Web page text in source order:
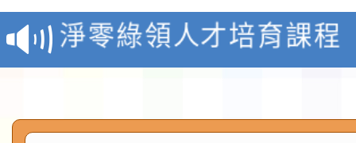
報
淨零綠領人才培育課程
檢送桃園市115學年度
及師生本土語及新住民
115年食農教育專業人